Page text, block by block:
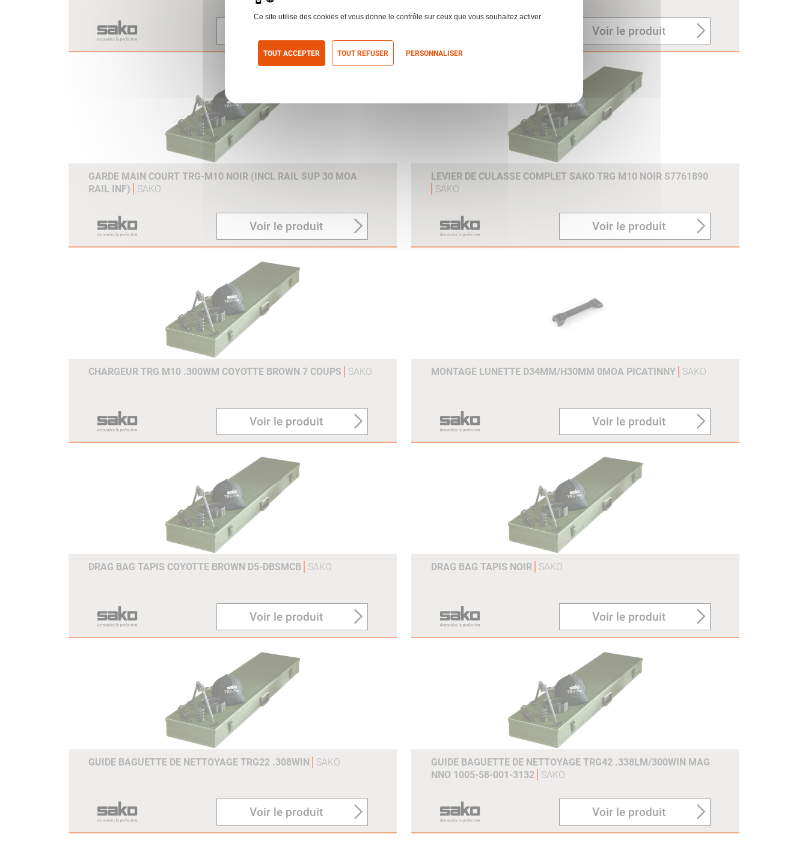
Voir le produit
GARDE MAIN COURT TRG-M10 NOIR (INCL RAIL SUP 30 MOA
RAIL INF)
SAKO
Voir le produit
LEVIER DE CULASSE COMPLET SAKO TRG M10 NOIR S7761890
SAKO
Voir le produit
CHARGEUR TRG M10 .300WM COYOTTE BROWN 7 COUPS SAKO
Voir le produit
MONTAGE LUNETTE D34MM/H30MM 0MOA PICATINNY SAKO
Voir le produit
DRAG BAG TAPIS COYOTTE BROWN D5-DBSMCB SAKO
Voir le produit
DRAG BAG TAPIS NOIR SAKO
Voir le produit
GUIDE BAGUETTE DE NETTOYAGE TRG22 .308WIN SAKO
Voir le produit
GUIDE BAGUETTE DE NETTOYAGE TRG42 .338LM/300WIN MAG
NNO 1005-58-001-3132
SAKO
Voir le produit
Ce site utilise des cookies et vous donne le contrôle sur ceux que vous souhaitez activer
TOUT ACCEPTER TOUT REFUSER PERSONNALISER